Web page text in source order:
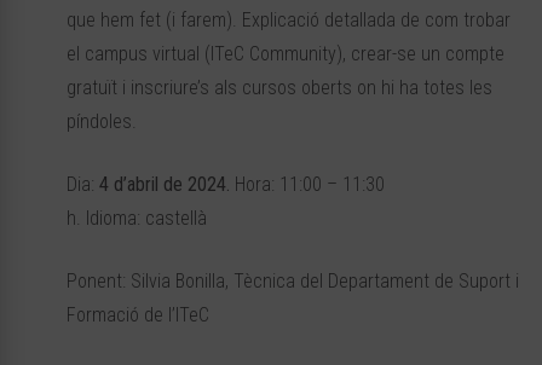
que hem fet (i farem). Explicació detallada de com trobar
el campus virtual (ITeC Community), crear-se un compte
gratuït i inscriure’s als cursos oberts on hi ha totes les
píndoles.
Dia: 4 d’abril de 2024. Hora: 11:00 – 11:30
h. Idioma: castellà
Ponent: Silvia Bonilla, Tècnica del Departament de Suport i
Formació de l’ITeC